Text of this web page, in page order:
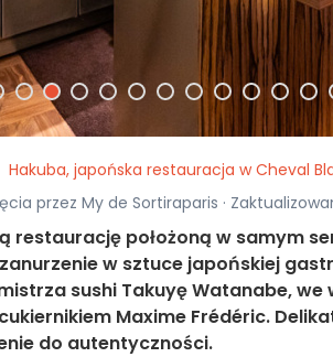
Hakuba, japońska restauracja w Cheval
przez My de Sortiraparis ·
restaurację położoną w samym
w sztuce japońskiej
sushi Takuyę Watanabe,
Maxime Frédéric.
do autentyczności.